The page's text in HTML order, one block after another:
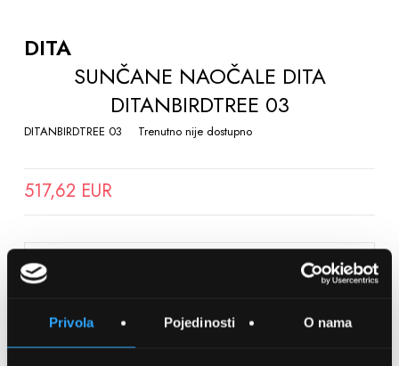
Privola Pojedinosti O nama
THE
BEGINNING
GALLERY
DITA
SUNČANE NAOČALE DITA
DITANBIRDTREE 03
DITANBIRDTREE 03 Trenutno nije dostupno
517,62 EUR
SPREMITE NA LISTU ŽELJA
Detalji